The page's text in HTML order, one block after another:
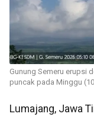
Gunung Semeru erupsi
puncak pada Minggu
Lumajang, Jawa